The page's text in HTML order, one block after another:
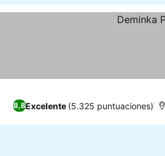
8,8Excelente (5.325 puntuaciones)